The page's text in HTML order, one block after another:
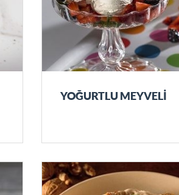
YOĞURTLU MEYVELİ